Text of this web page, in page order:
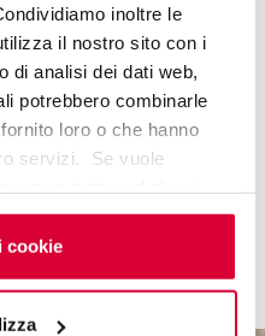
inoltre le
il nostro sito con i
di analisi dei dati web,
potrebbero combinarle
loro o che hanno
servizi. Se vuole
può essere espresso
Se non vuole i
il consenso sul tasto
cookie
decoraciones de líneas
motivos geométricos.
con la tríada de
y tonos cálidos de
Grace
delicada y se
diversos contextos y